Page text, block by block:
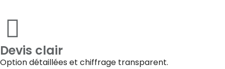
Devis clair
Option détaillées et chiffrage transparent.